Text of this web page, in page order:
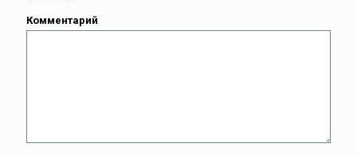
Комментарий